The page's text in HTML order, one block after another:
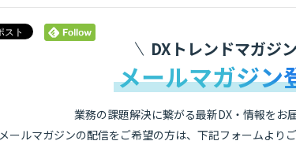
DXトレンドマガジン
メールマガジン
業務の課題解決に繋がる最新DX・情報をお
メールマガジンの配信をご希望の方は、下記フォームより